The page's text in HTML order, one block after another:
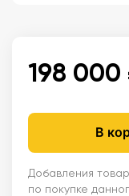
198 000
В
Добавления
по покупке